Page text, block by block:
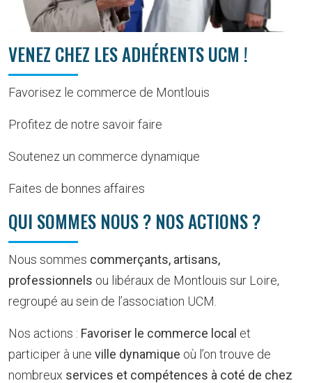
VENEZ CHEZ LES ADHÉRENTS UCM !
Favorisez le commerce de Montlouis
Profitez de notre savoir faire
Soutenez un commerce dynamique
Faites de bonnes affaires
QUI SOMMES NOUS ? NOS ACTIONS ?
Nous sommes commerçants, artisans,
professionnels ou libéraux de Montlouis sur Loire,
regroupé au sein de l’association UCM.
Nos actions : Favoriser le commerce local et
participer à une ville dynamique où l’on trouve de
nombreux services et compétences à coté de chez